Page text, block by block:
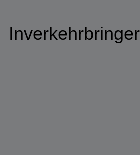
Inverkehrbringer